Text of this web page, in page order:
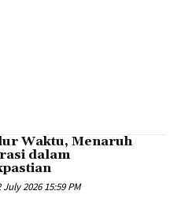
Waktu, Menaruh
dalam
July 2026 15:59 PM